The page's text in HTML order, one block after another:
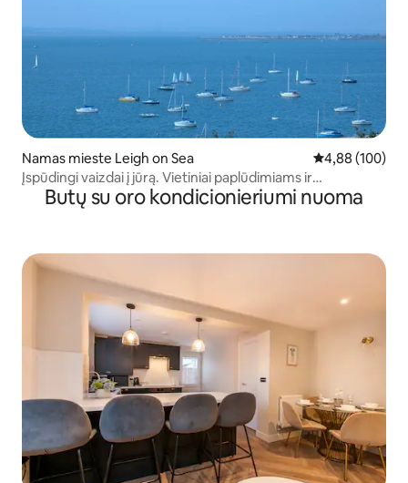
Namas mieste Leigh on Sea Vidutinis
4,88 (100)
Įspūdingi vaizdai į jūrą. Vietiniai paplūdimiams ir
užkandinėms
Butų su oro kondicionieriumi nuoma